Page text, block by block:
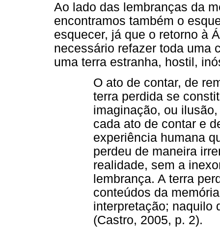
Ao lado das lembranças da
encontramos também o
esquecer, já que o retorno à
necessário refazer toda uma
uma terra estranha, hostil,
O ato de contar, de
terra perdida se
imaginação, ou
cada ato de contar e
experiência humana
perdeu de maneira
realidade, sem a
lembrança. A terra
conteúdos da
interpretação; naquilo
(Castro, 2005, p. 2).